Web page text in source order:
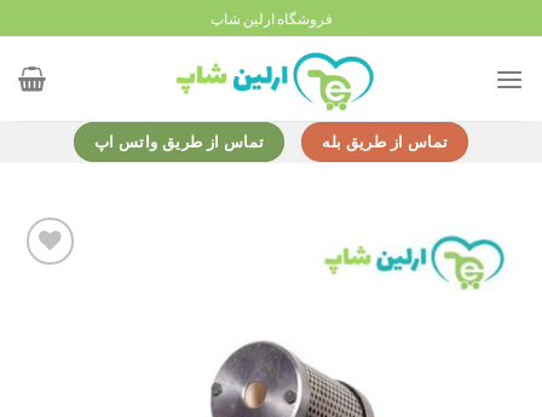
to
content
فروشگاه ارلین شاپ
تماس از طریق بله تماس از طریق واتس اپ